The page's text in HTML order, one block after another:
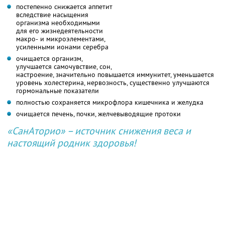
постепенно снижается аппетит
вследствие насыщения
организма необходимыми
для его жизнедеятельности
макро- и микроэлементами,
усиленными ионами серебра
очищается организм,
улучшается самочувствие, сон,
настроение, значительно повышается иммунитет, уменьшается
уровень холестерина, нервозность, существенно улучшаются
гормональные показатели
полностью сохраняется микрофлора кишечника и желудка
очищается печень, почки, желчевыводящие протоки
«СанАторио» – источник снижения веса и
настоящий родник здоровья!